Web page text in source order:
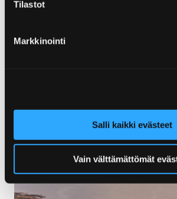
Tilastot
Markkinointi
Salli kaikki evästeet
Vain välttämättömät
Tee pyhiinvaellus hyvän mielen
Reposaari